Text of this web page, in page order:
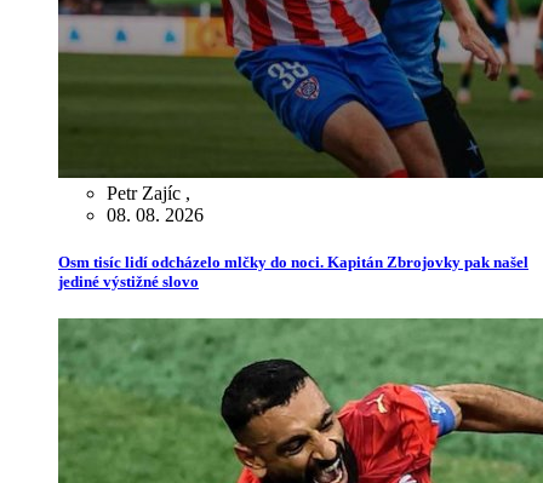
Petr Zajíc ,
08. 08. 2026
Osm tisíc lidí odcházelo mlčky do noci. Kapitán Zbrojovky pak našel
jediné výstižné slovo